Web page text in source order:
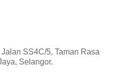
SS4C/5, Taman Rasa
Selangor.